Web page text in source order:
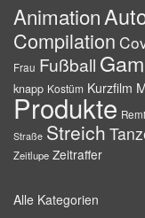
Animation
Compilation
Frau Fußball
knapp Kostüm Kurzfilm
Produkte
Straße Streich
Zeitlupe Zeitraffer
Alle Kategorien